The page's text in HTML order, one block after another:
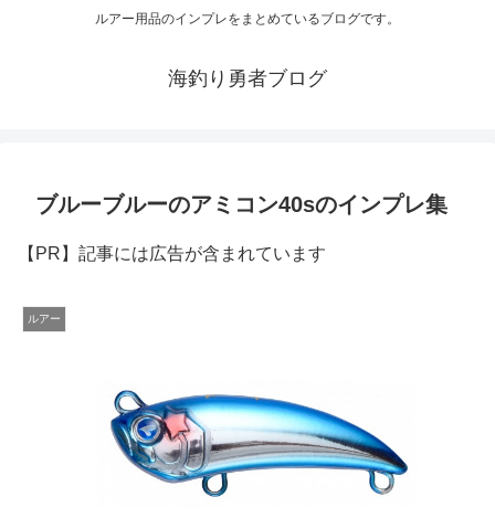
ルアー用品のインプレをまとめているブログです。
海釣り勇者ブログ
ブルーブルーのアミコン40sのインプレ集
【PR】記事には広告が含まれています
ルアー